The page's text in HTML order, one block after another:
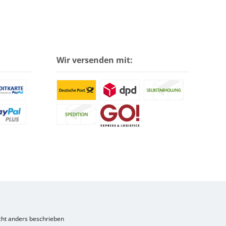
Wir versenden mit:
anders beschrieben